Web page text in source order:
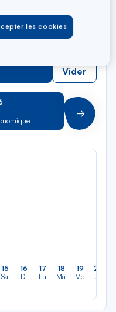
Vider
Suivant
15
Sa
16
Di
17
Lu
18
Ma
19
Me
20
Je
les cookies